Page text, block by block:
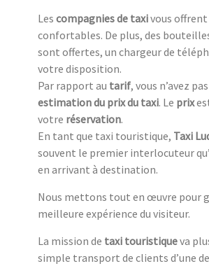
Les compagnies de taxivous
confortables. De plus, des bouteilles
sont offertes, un chargeur de
votre disposition.
Par rapport au tarif, vous n’avez
estimation du prix du taxi. Le prix
votre réservation.
En tant que taxi touristique, Taxi
souvent le premier interlocuteur
en arrivant à destination.
Nous mettons tout en œuvre pour
meilleure expérience du visiteur.
La mission de taxi touristiqueva
simple transport de clients d’une